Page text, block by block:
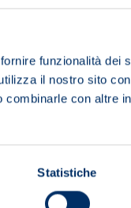
funzionalità dei
il nostro sito
con altre
Statistiche